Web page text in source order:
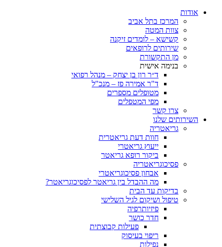
המרכז בתל אביב
צוות המטה
קשישא – לומדים זיקנה
שירותים לרופאים
מן התקשורת
בנימה אישית
ד״ר רון בן יצחק – מנהל רפואי
ד"ר אמירה פז – מנכ"ל
מטופלים מספרים
מפי המטפלים
שלנו
גריאטריה
חוות דעת גריאטרית
ייעוץ גריאטרי
ביקור רופא גריאטר
פסיכוגריאטריה
אבחון פסיכוגריאטרי
מה ההבדל בין גריאטר לפסיכוגריאטר?
בדיקות עד הבית
טיפול ושיקום לגיל השלישי
פיזיותרפיה
חדר כושר
פעילות קבוצתית
ריפוי בעיסוק